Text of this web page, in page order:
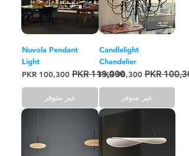
Candlelight
Chandelier
عادي
سعر البيع‏90,300 PKR
غير متوفر
Nuvola Pendant
Light
سعر عادي
سعر البيع
غير متوفر